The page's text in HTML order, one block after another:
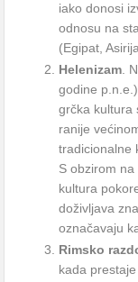
iako donosi
odnosu na
(Egipat,
Helenizam .
godine
grčka kultura
ranije
tradicionalne
S obzirom
kultura
doživljava
označavaju
Rimsko
kada